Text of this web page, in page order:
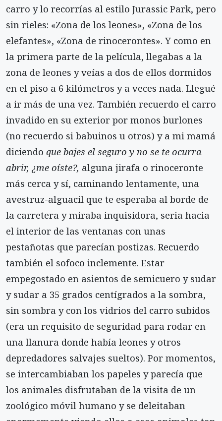
carro y lo reco­rrías al estilo Jurassic Park, pero
sin rieles: «Zona de los leones», «Zona de los
elefantes», «Zona de rino­cerontes». Y como en
la primera parte de la pelícu­la, llegabas a la
zona de leones y veías a dos de ellos dormidos
en el piso a 6 kilómetros y a veces nada. Llegué
a ir más de una vez. También recuerdo el ca­rro
invadido en su exterior por monos burlones
(no recuerdo si babuinos u otros) y a mi mamá
diciendo que bajes el seguro y no se te ocurra
abrir, ¿me oíste?, al­guna jirafa o rinoceronte
más cerca y sí, caminando lentamente, una
avestruz-alguacil que te esperaba al borde de
la carretera y miraba inquisidora, seria hacia
el interior de las ventanas con unas
pestañotas que parecían postizas. Recuerdo
también el sofoco inclemente. Estar
empegostado en asientos de se­micuero y sudar
y sudar a 35 grados centígrados a la sombra,
sin sombra y con los vidrios del carro subi­dos
(era un requisito de seguridad para rodar en
una llanura donde había leones y otros
depredadores salvajes sueltos). Por momentos,
se intercambiaban los papeles y parecía que
los animales disfrutaban de la visita de un
zoológico móvil humano y se de­leitaban